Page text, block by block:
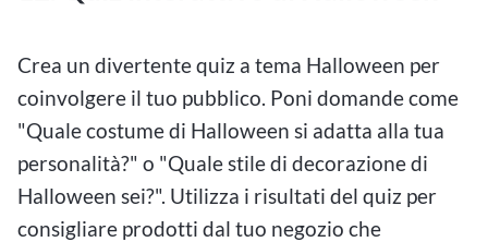
Crea un divertente quiz a tema Halloween per
coinvolgere il tuo pubblico. Poni domande come
"Quale costume di Halloween si adatta alla tua
personalità?" o "Quale stile di decorazione di
Halloween sei?". Utilizza i risultati del quiz per
consigliare prodotti dal tuo negozio che